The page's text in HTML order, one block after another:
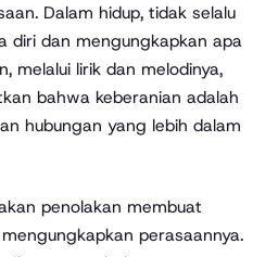
Dalam hidup, tidak selalu
diri dan mengungkapkan apa
melalui lirik dan melodinya,
bahwa keberanian adalah
hubungan yang lebih dalam
penolakan membuat
perasaannya.